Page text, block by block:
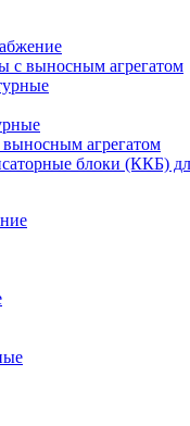
с выносным агрегатом
агрегатом
блоки (ККБ)